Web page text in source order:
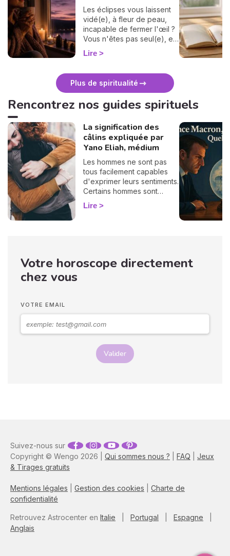
Les éclipses vous laissent
vidé(e), à fleur de peau,
incapable de fermer l'œil ?
Vous n'êtes pas seul(e), et
surtout : ça se traverse en
douceur. Voici 7 gestes
vous protéger
énergétiquement et
intérieur. 🛡️🌒
Lire
Plus de spiritualité
Rencontrez nos guides spirituels
La signification des
câlins expliquée par
Yano Eliah, médium
Les hommes ne sont pas
tous facilement capables
d'exprimer leurs sentiments.
Certains hommes sont
habitués à contrôler leurs
sentiments, par conséquent
langage corporel, vous
pouvez déchiffrer ses
Lire
Votre horoscope directement
chez vous
VOTRE EMAIL
Valider
Copyright © Wengo 2026 | Qui sommes nous ? FAQ
Jeux
& Tirages gratuits
Mentions légales Gestion des cookies
Charte de
confidentialité
Suivez-nous sur
Retrouvez Astrocenter en Italie Portugal Espagne
Anglais